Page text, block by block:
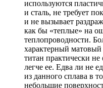
используются
и сталь, не требует
и не вызывает
как бы «теплые» на
теплопроводности.
характерный
титан практически
легче ее. Едва ли не
из данного сплава в
небольшие